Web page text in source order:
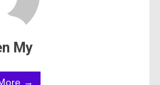
My
→